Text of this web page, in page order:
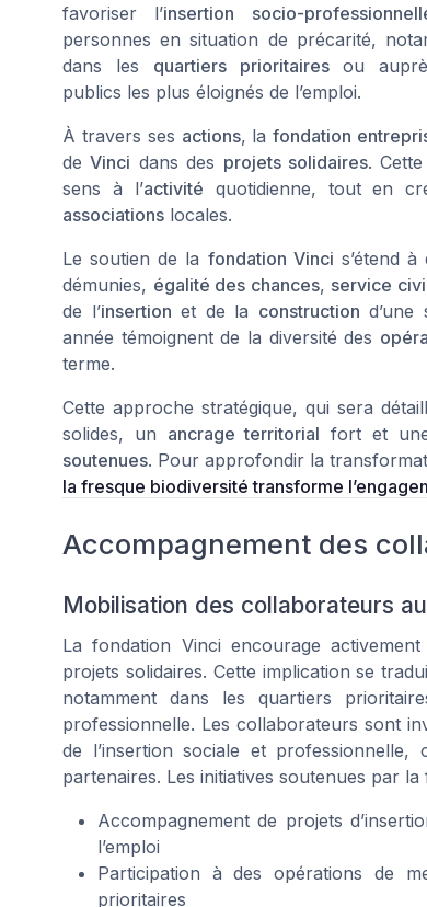
favoriser l’insertion socio-
personnes en situation de précarité,
dans les quartiers prioritairesou
publics les plus éloignés de l’emploi.
À travers ses actions, lafondation
deVinci dans des projets solidaires.
sens à l’activité quotidienne, tout en
associations locales.
Le soutien de la fondation Vinci s’étend
démunies, égalité des chances, service
de l’insertion et de la construction d’une
année témoignent de la diversité des
terme.
Cette approche stratégique, qui sera
solides, un ancrage territorial fort et
soutenues. Pour approfondir la
la fresque biodiversité transforme
Accompagnement des
Mobilisation des collaborateurs
La fondation Vinci encourage
projets solidaires. Cette implication se
notamment dans les quartiers
professionnelle. Les collaborateurs sont
de l’insertion sociale et
partenaires. Les initiatives soutenues par
Accompagnement de projets
l’emploi
Participation à des opérations de
prioritaires